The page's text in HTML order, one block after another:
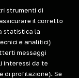
strumenti di
il corretto
statistica la
e analitici)
messaggi
interessi da te
di profilazione). Se